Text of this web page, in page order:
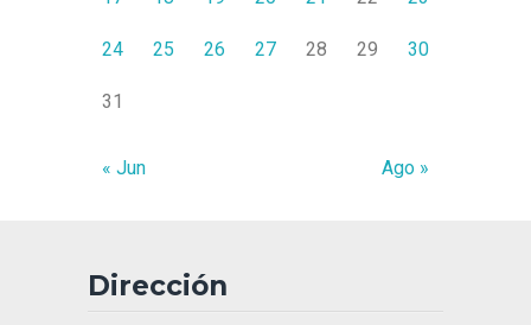
24 25 26 27 28 29 30
31
« Jun Ago »
Dirección